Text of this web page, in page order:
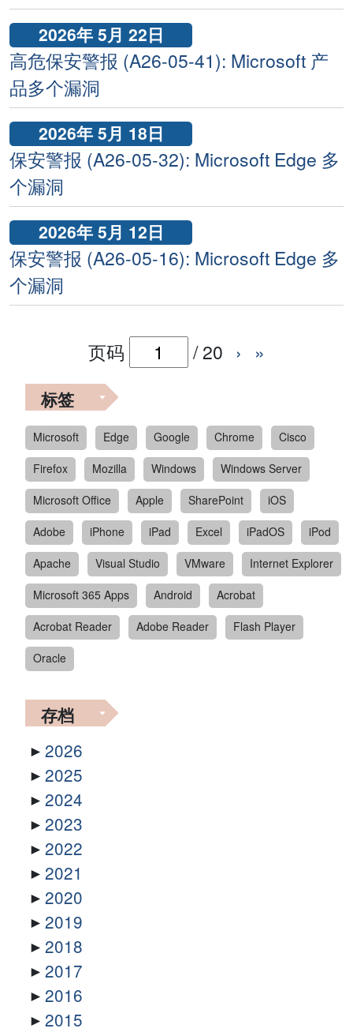
2026年 5月 22日
高危保安警报 (A26-05-41): Microsoft 产
品多个漏洞
2026年 5月 18日
保安警报 (A26-05-32): Microsoft Edge 多
个漏洞
2026年 5月 12日
保安警报 (A26-05-16): Microsoft Edge 多
个漏洞
页码 /20 › »
标签
Microsoft Edge Google Chrome
Cisco
Firefox
Mozilla Windows
Windows Server
Microsoft Office
Apple SharePoint
iOS
Adobe
iPhone iPad Excel iPadOS
iPod
Apache
Visual Studio VMware
Internet Explorer
Microsoft 365 Apps
Android
Acrobat
Acrobat Reader
Adobe Reader
Flash Player
Oracle
存档
2026
2025
2024
2023
2022
2021
2020
2019
2018
2017
2016
2015